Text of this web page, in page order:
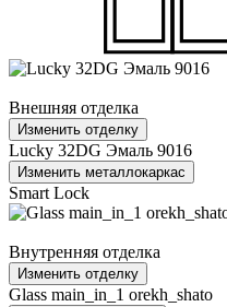
Внешняя отделка
Изменить отделку
Lucky 32DG Эмаль 9016
Изменить металлокаркас
Smart Lock
Внутренняя отделка
Изменить отделку
Glass main_in_1 orekh_shato